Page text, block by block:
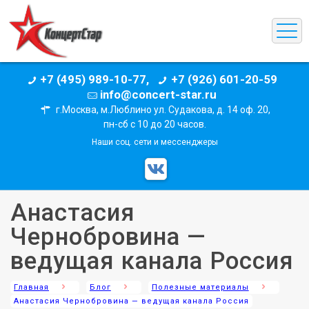
+7 (495) 989-10-77,
+7 (926) 601-20-59
info@concert-star.ru
г.Москва, м.Люблино ул. Судакова, д. 14 оф. 20,
пн-сб с 10 до 20 часов.
Наши соц. сети и мессенджеры
Анастасия
Чернобровина —
ведущая канала Россия
Главная Блог
Полезные материалы
Анастасия Чернобровина — ведущая канала Россия